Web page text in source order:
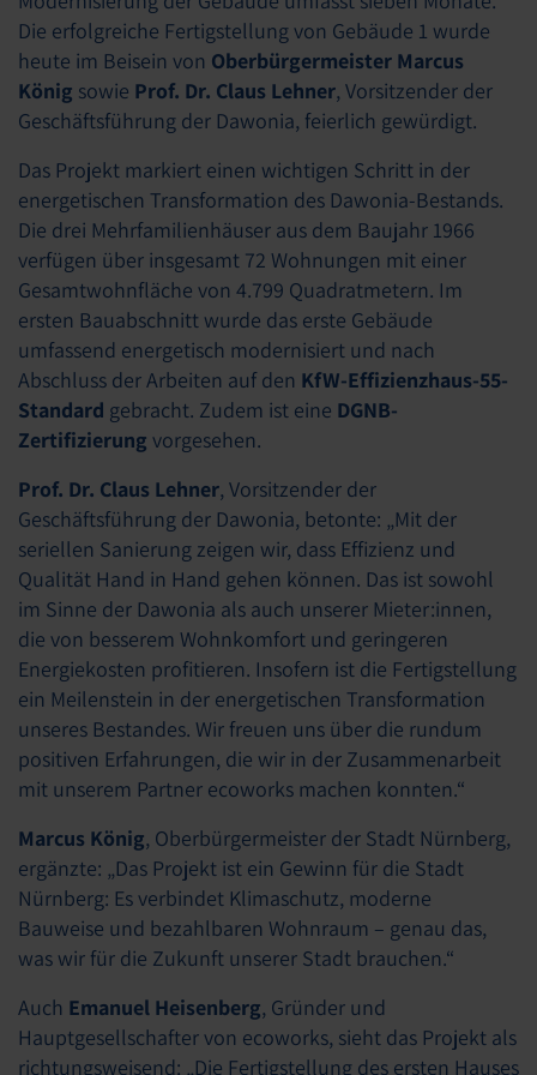
Die erfolgreiche Fertigstellung von Gebäude 1 wurde
heute im Beisein von Oberbürgermeister Marcus
König sowie Prof. Dr. Claus Lehner, Vorsitzender der
Geschäftsführung der Dawonia, feierlich gewürdigt.
Das Projekt markiert einen wichtigen Schritt in der
energetischen Transformation des Dawonia-Bestands.
Die drei Mehrfamilienhäuser aus dem Baujahr 1966
verfügen über insgesamt 72 Wohnungen mit einer
Gesamtwohnfläche von 4.799 Quadratmetern. Im
ersten Bauabschnitt wurde das erste Gebäude
umfassend energetisch modernisiert und nach
Abschluss der Arbeiten auf den KfW-Effizienzhaus-55-
Standard gebracht. Zudem ist eine DGNB-
Zertifizierung vorgesehen.
Prof. Dr. Claus Lehner, Vorsitzender der
Geschäftsführung der Dawonia, betonte: „Mit der
seriellen Sanierung zeigen wir, dass Effizienz und
Qualität Hand in Hand gehen können. Das ist sowohl
im Sinne der Dawonia als auch unserer Mieter:innen,
die von besserem Wohnkomfort und geringeren
Energiekosten profitieren. Insofern ist die Fertigstellung
ein Meilenstein in der energetischen Transformation
unseres Bestandes. Wir freuen uns über die rundum
positiven Erfahrungen, die wir in der Zusammenarbeit
mit unserem Partner ecoworks machen konnten.“
Marcus König, Oberbürgermeister der Stadt Nürnberg,
ergänzte: „Das Projekt ist ein Gewinn für die Stadt
Nürnberg: Es verbindet Klimaschutz, moderne
Bauweise und bezahlbaren Wohnraum – genau das,
was wir für die Zukunft unserer Stadt brauchen.“
Auch Emanuel Heisenberg, Gründer und
Hauptgesellschafter von ecoworks, sieht das Projekt als
richtungsweisend: „Die Fertigstellung des ersten Hauses